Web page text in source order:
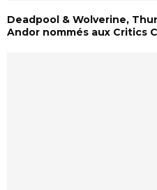
Deadpool & Wolverine,
Andor nommés aux Critics